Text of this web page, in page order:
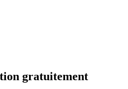
gratuitement